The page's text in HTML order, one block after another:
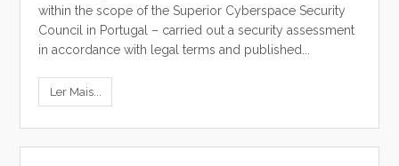
within the scope of the Superior Cyberspace Security
Council in Portugal – carried out a security assessment
in accordance with legal terms and published...
Ler Mais...